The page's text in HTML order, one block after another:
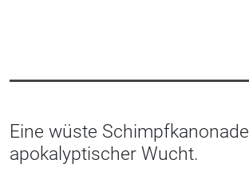
Eine wüste
apokalyptischer Wucht.